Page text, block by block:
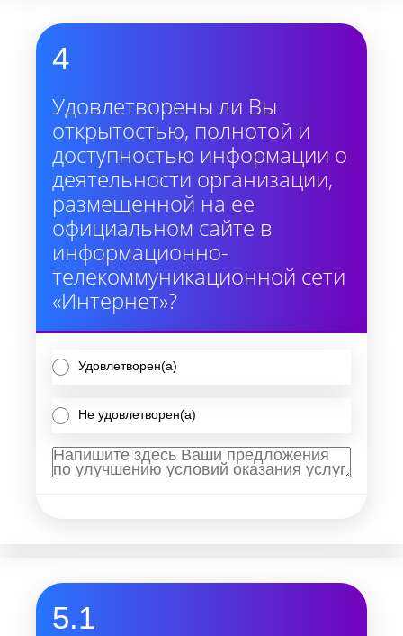
4
Удовлетворены ли Вы
открытостью, полнотой и
доступностью информации о
деятельности организации,
размещенной на ее
официальном сайте в
информационно-
телекоммуникационной сети
«Интернет»?
Удовлетворен(а)
Не удовлетворен(а)
5.1